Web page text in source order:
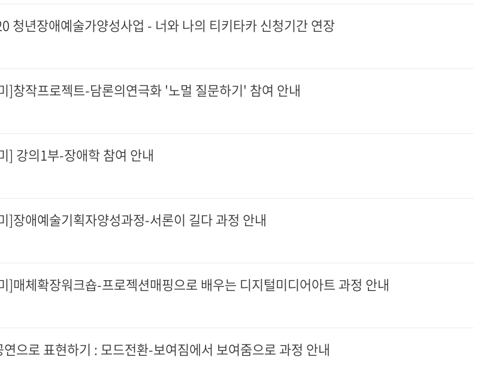
청년장애예술가양성사업 - 너와 나의 티키타카 신청기간 연장
]창작프로젝트-담론의연극화 '노멀 질문하기' 참여 안내
] 강의1부-장애학 참여 안내
]장애예술기획자양성과정-서론이 길다 과정 안내
]매체확장워크숍-프로젝션매핑으로 배우는 디지털미디어아트 과정 안내
으로 표현하기 : 모드전환-보여짐에서 보여줌으로 과정 안내